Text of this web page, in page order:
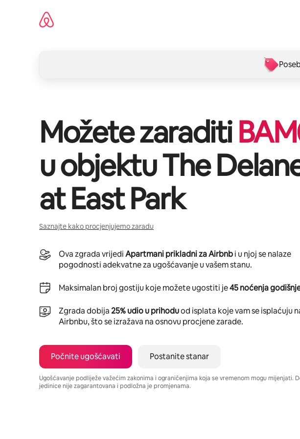
Možete zaraditiBAM
u objektuThe
at East Park
Saznajte kako procjenjujemo zaradu
Ova zgrada vrijediApartmani prikladni za Airbnbi u njoj se nalaze
pogodnosti adekvatne za ugošćavanje u vašem stanu.
Maksimalan broj gostiju koje možete ugostiti je45 noćenja
Zgrada dobija25% udio u prihoduod isplata koje vam se isplaćuju
Airbnbu, što se izražava na osnovu procjene zarade.
Počnite ugošćavati Postanite stanar
Ugošćavanje podliježe važećim zakonima i ograničenjima koja se vremenom mogu mijenjati.
jedinice nije zagarantovana i podložna je promjenama.